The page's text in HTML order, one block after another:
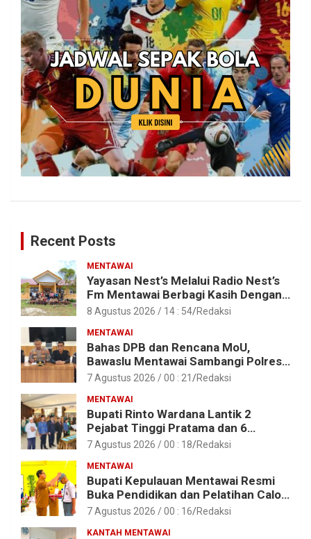
Recent Posts
MENTAWAI
Yayasan Nest’s Melalui Radio Nest’s
Fm Mentawai Berbagi Kasih Dengan
Anak – Anak Asrama SMAN 2 Sipora
8 Agustus 2026 / 14 : 54 Redaksi
MENTAWAI
Bahas DPB dan Rencana MoU,
Bawaslu Mentawai Sambangi Polres
Mentawai
7 Agustus 2026 / 00 : 21 Redaksi
MENTAWAI
Bupati Rinto Wardana Lantik 2
Pejabat Tinggi Pratama dan 6
Pejabat Fungsional di Lingkungan
7 Agustus 2026 / 00 : 18 Redaksi
MENTAWAI
Bupati Kepulauan Mentawai Resmi
Buka Pendidikan dan Pelatihan Calon
Paskibraka Tahun 2026
7 Agustus 2026 / 00 : 16 Redaksi
KANTAH MENTAWAI